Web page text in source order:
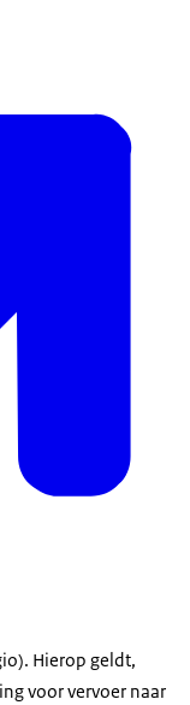
Hierop geldt,
voor vervoer naar